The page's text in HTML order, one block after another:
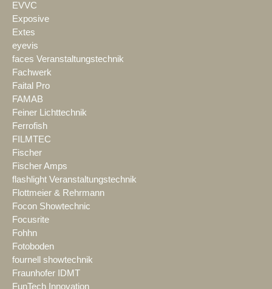
EVVC
Exposive
Extes
eyevis
faces Veranstaltungstechnik
Fachwerk
Faital Pro
FAMAB
Feiner Lichttechnik
Ferrofish
FILMTEC
Fischer
Fischer Amps
flashlight Veranstaltungstechnik
Flottmeier & Rehrmann
Focon Showtechnic
Focusrite
Fohhn
Fotoboden
fournell showtechnik
Fraunhofer IDMT
FunTech Innovation